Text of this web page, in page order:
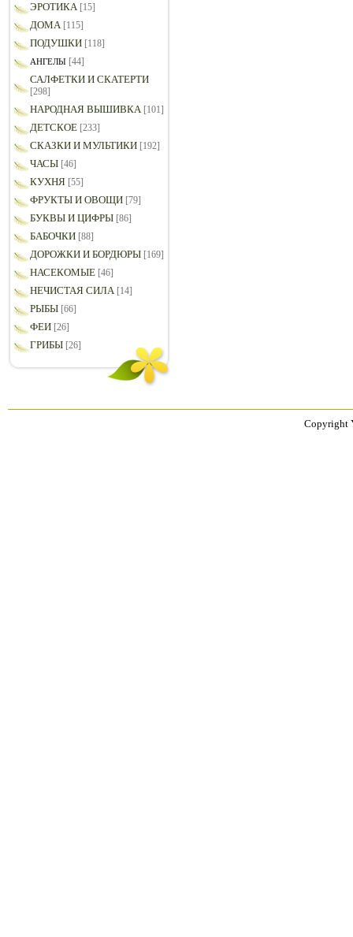
ЭРОТИКА [15]
ДОМА [115]
ПОДУШКИ [118]
АНГЕЛЫ [44]
САЛФЕТКИ И СКАТЕРТИ
[298]
НАРОДНАЯ ВЫШИВКА [101]
ДЕТСКОЕ [233]
СКАЗКИ И МУЛЬТИКИ [192]
ЧАСЫ [46]
КУХНЯ [55]
ФРУКТЫ И ОВОЩИ [79]
БУКВЫ И ЦИФРЫ [86]
БАБОЧКИ [88]
ДОРОЖКИ И БОРДЮРЫ [169]
НАСЕКОМЫЕ [46]
НЕЧИСТАЯ СИЛА [14]
РЫБЫ [66]
ФЕИ [26]
ГРИБЫ [26]
Copyright